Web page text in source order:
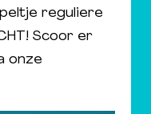
reguliere
Scoor er
onze